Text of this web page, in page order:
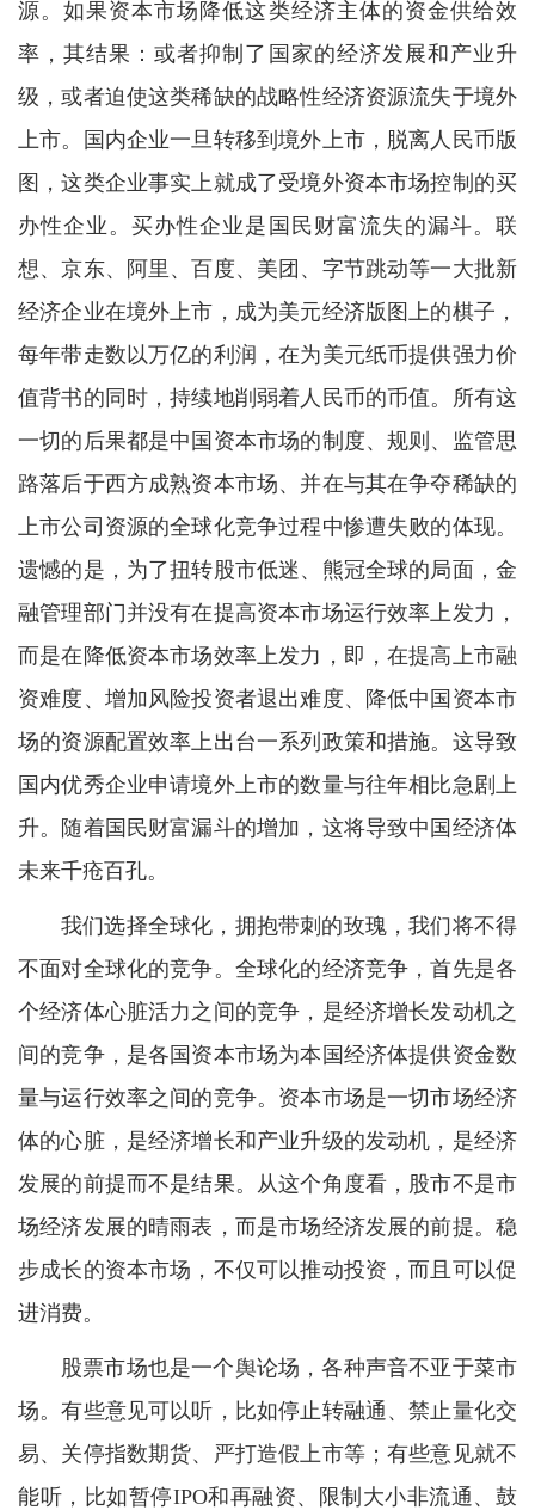
源。如果资本市场降低这类经济主体的资金供给效
率，其结果：或者抑制了国家的经济发展和产业升
级，或者迫使这类稀缺的战略性经济资源流失于境外
上市。国内企业一旦转移到境外上市，脱离人民币版
图，这类企业事实上就成了受境外资本市场控制的买
办性企业。买办性企业是国民财富流失的漏斗。联
想、京东、阿里、百度、美团、字节跳动等一大批新
经济企业在境外上市，成为美元经济版图上的棋子，
每年带走数以万亿的利润，在为美元纸币提供强力价
值背书的同时，持续地削弱着人民币的币值。所有这
一切的后果都是中国资本市场的制度、规则、监管思
路落后于西方成熟资本市场、并在与其在争夺稀缺的
上市公司资源的全球化竞争过程中惨遭失败的体现。
遗憾的是，为了扭转股市低迷、熊冠全球的局面，金
融管理部门并没有在提高资本市场运行效率上发力，
而是在降低资本市场效率上发力，即，在提高上市融
资难度、增加风险投资者退出难度、降低中国资本市
场的资源配置效率上出台一系列政策和措施。这导致
国内优秀企业申请境外上市的数量与往年相比急剧上
升。随着国民财富漏斗的增加，这将导致中国经济体
未来千疮百孔。
我们选择全球化，拥抱带刺的玫瑰，我们将不得
不面对全球化的竞争。全球化的经济竞争，首先是各
个经济体心脏活力之间的竞争，是经济增长发动机之
间的竞争，是各国资本市场为本国经济体提供资金数
量与运行效率之间的竞争。资本市场是一切市场经济
体的心脏，是经济增长和产业升级的发动机，是经济
发展的前提而不是结果。从这个角度看，股市不是市
场经济发展的晴雨表，而是市场经济发展的前提。稳
步成长的资本市场，不仅可以推动投资，而且可以促
进消费。
股票市场也是一个舆论场，各种声音不亚于菜市
场。有些意见可以听，比如停止转融通、禁止量化交
易、关停指数期货、严打造假上市等；有些意见就不
能听，比如暂停IPO和再融资、限制大小非流通、鼓